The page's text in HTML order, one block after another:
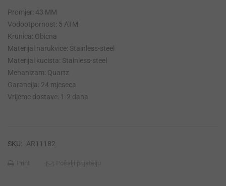
Promjer: 43 MM
Vodootpornost: 5 ATM
Krunica: Obicna
Materijal narukvice: Stainless-steel
Materijal kucista: Stainless-steel
Mehanizam: Quartz
Garancija: 24 mjeseca
Vrijeme dostave: 1-2 dana
SKU: AR11182